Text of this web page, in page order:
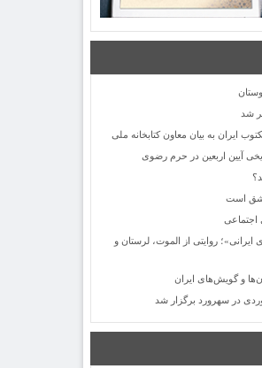
ایران به بیان معاون کتابخانه ملی
آیین اربعین در حرم رضوی
عشق است
اجتماعی
روایتی از الموت، لرستان و
و گویش‌های ایران
در سهرورد برگزار شد